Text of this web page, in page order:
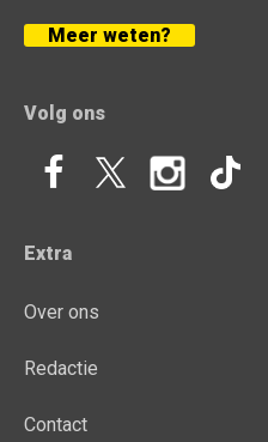
Meer weten?
Volg ons
Extra
Over ons
Redactie
Contact